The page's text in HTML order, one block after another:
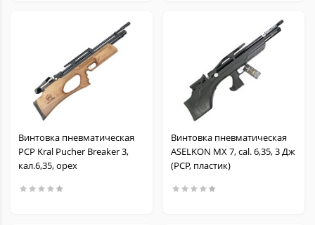
Винтовка пневматическая
PCP Kral Pucher Breaker 3,
кал.6,35, орех
Винтовка пневматическая
ASELKON MX 7, cal. 6,35, 3 Дж
(РСР, пластик)